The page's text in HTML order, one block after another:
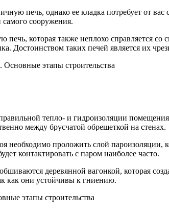
печь, однако ее кладка потребует от
самого сооружения.
печь, которая также неплохо справляется
Достоинством таких печей является их
тепло- и гидроизоляции
между брусчатой обрешеткой на стенах.
необходимо проложить слой пароизоляции,
контактировать с паром наиболее часто.
деревянной вагонкой, которая
как они устойчивы к гниению.